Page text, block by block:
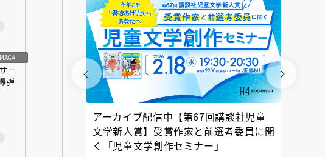
ー
弾
アーカイブ配信中【第67回講談社児童
文学新人賞】受賞作家と前選考委員に聞
く「児童文学創作セミナー」